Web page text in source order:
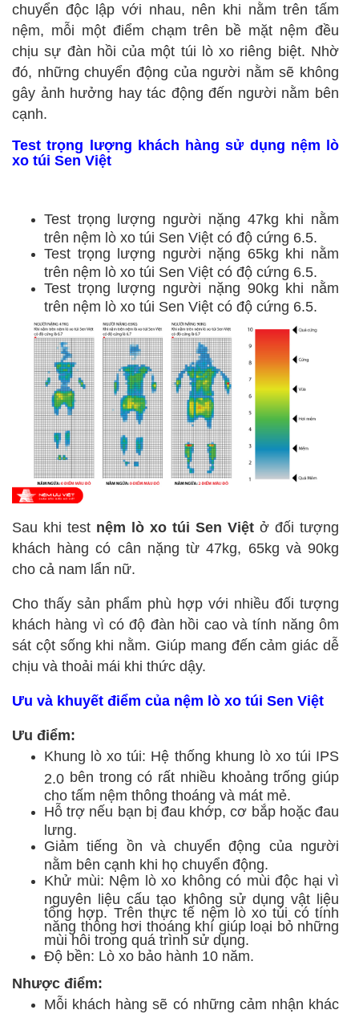
chuyển độc lập với nhau, nên khi nằm trên tấm
nệm, mỗi một điểm chạm trên bề mặt nệm đều
chịu sự đàn hồi của một túi lò xo riêng biệt. Nhờ
đó, những chuyển động của người nằm sẽ không
gây ảnh hưởng hay tác động đến người nằm bên
cạnh.
Test trọng lượng khách hàng sử dụng nệm lò
xo túi Sen Việt
Test trọng lượng người nặng 47kg khi nằm
trên nệm lò xo túi Sen Việt có độ cứng 6.5.
Test trọng lượng người nặng 65kg khi nằm
trên nệm lò xo túi Sen Việt có độ cứng 6.5.
Test trọng lượng người nặng 90kg khi nằm
trên nệm lò xo túi Sen Việt có độ cứng 6.5.
Sau khi test nệm lò xo túi Sen Việt ở đối tượng
khách hàng có cân nặng từ 47kg, 65kg và 90kg
cho cả nam lẩn nữ.
Cho thấy sản phẩm phù hợp với nhiều đối tượng
khách hàng vì có độ đàn hồi cao và tính năng ôm
sát cột sống khi nằm. Giúp mang đến cảm giác dễ
chịu và thoải mái khi thức dậy.
Ưu và khuyết điểm của nệm lò xo túi Sen Việt
Ưu điểm:
Khung lò xo túi: Hệ thống khung lò xo túi IPS
2.0 bên trong có rất nhiều khoảng trống giúp
cho tấm nệm thông thoáng và mát mẻ.
Hỗ trợ nếu bạn bị đau khớp, cơ bắp hoặc đau
lưng.
Giảm tiếng ồn và chuyển động của người
nằm bên cạnh khi họ chuyển động.
Khử mùi: Nệm lò xo không có mùi độc hại vì
nguyên liệu cấu tạo không sử dụng vật liệu
tổng hợp. Trên thực tế nệm lò xo túi có tính
năng thông hơi thoáng khí giúp loại bỏ những
mùi hôi trong quá trình sử dụng.
Độ bền: Lò xo bảo hành 10 năm.
Nhược điểm:
Mỗi khách hàng sẽ có những cảm nhận khác